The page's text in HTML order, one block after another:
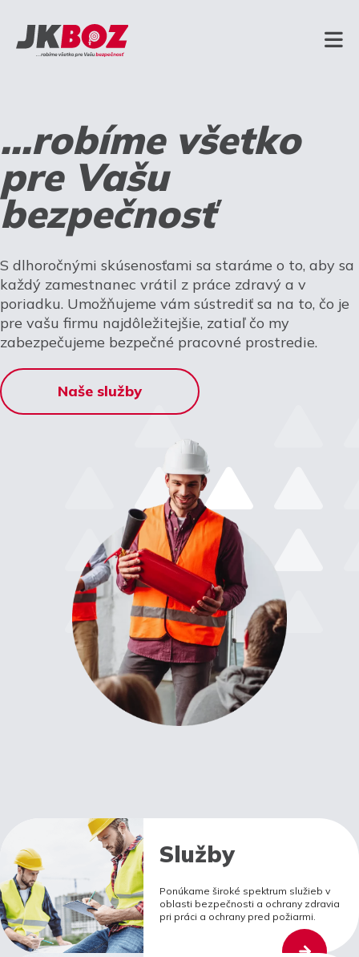
...robíme všetko
pre Vašu
bezpečnosť
S dlhoročnými skúsenosťami sa staráme o to, aby sa
každý zamestnanec vrátil z práce zdravý a v
poriadku. Umožňujeme vám sústrediť sa na to, čo je
pre vašu firmu najdôležitejšie, zatiaľ čo my
zabezpečujeme bezpečné pracovné prostredie.
Naše služby
Služby
Ponúkame široké spektrum služieb v
oblasti bezpečnosti a ochrany zdravia
pri práci a ochrany pred požiarmi.